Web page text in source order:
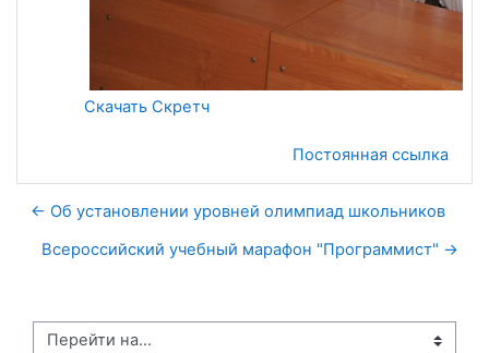
Скачать Скретч
Постоянная ссылка
← Об установлении уровней олимпиад школьников
Всероссийский учебный марафон "Программист" →